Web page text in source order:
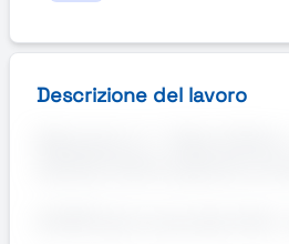
Descrizione del lavoro